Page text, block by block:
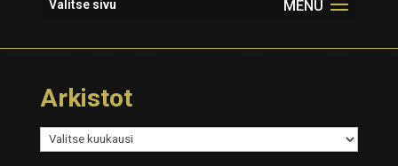
Valitse sivu
Arkistot
Arkistot